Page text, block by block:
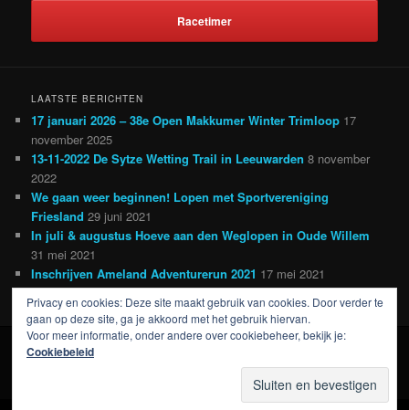
Racetimer
LAATSTE BERICHTEN
17 januari 2026 – 38e Open Makkumer Winter Trimloop 17
november 2025
13-11-2022 De Sytze Wetting Trail in Leeuwarden 8 november
2022
We gaan weer beginnen! Lopen met Sportvereniging
Friesland 29 juni 2021
In juli & augustus Hoeve aan den Weglopen in Oude Willem
31 mei 2021
Inschrijven Ameland Adventurerun 2021 17 mei 2021
Ondersteund door WordPress
Privacy en cookies: Deze site maakt gebruik van cookies. Door verder te
gaan op deze site, ga je akkoord met het gebruik hiervan.
Voor meer informatie, onder andere over cookiebeheer, bekijk je:
Cookiebeleid